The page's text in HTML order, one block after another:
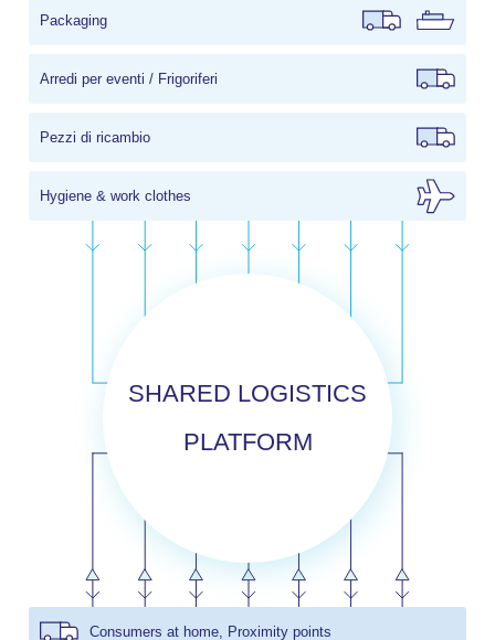
Packaging
Arredi per eventi / Frigoriferi
Pezzi di ricambio
Hygiene & work clothes
SHARED LOGISTICS
PLATFORM
Consumers at home, Proximity points